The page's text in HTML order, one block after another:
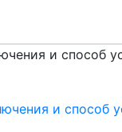
и способ